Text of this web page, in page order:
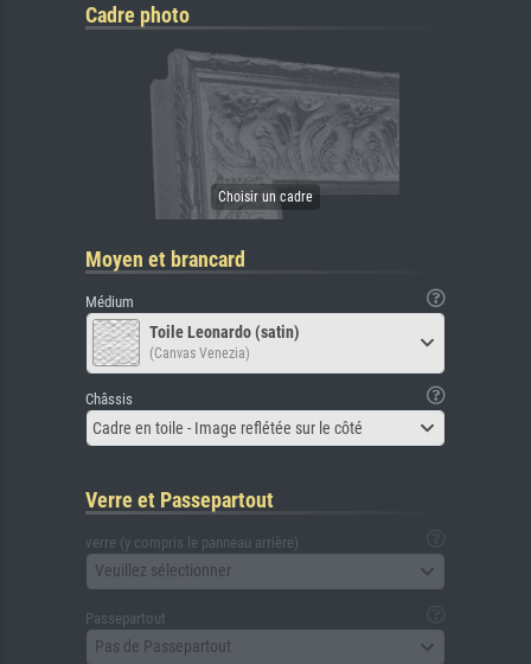
Cadre photo
Moyen et brancard
Médium
Toile Leonardo (satin)
(Canvas Venezia)
Châssis
Cadre en toile - Image reflétée sur le côté
Verre et Passepartout
verre (y compris le panneau arrière)
Veuillez sélectionner
Passepartout
Pas de Passepartout